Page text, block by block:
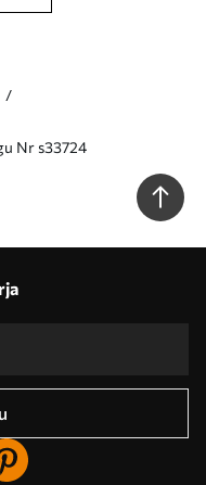
Nr s33724